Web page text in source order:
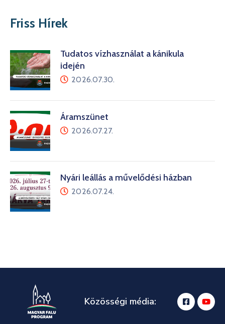
Friss Hírek
Tudatos vízhasználat a kánikula
idején
2026.07.30.
Áramszünet
2026.07.27.
Nyári leállás a művelődési házban
2026.07.24.
Közösségi média: